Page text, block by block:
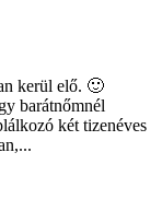
kerül elő. 🙂
barátnőmnél
két tizenéves